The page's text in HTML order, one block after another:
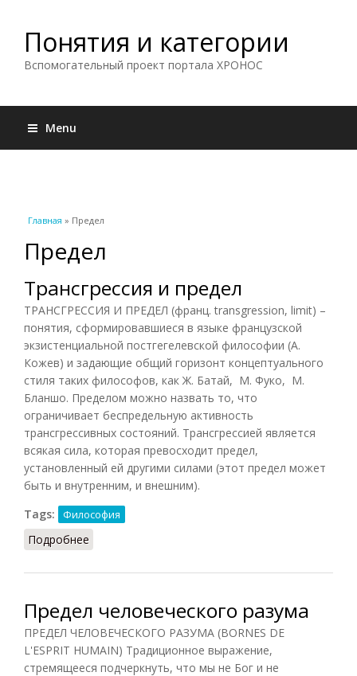
Понятия и категории
Вспомогательный проект портала ХРОНОС
Menu
Вы здесь
Главная » Предел
Предел
Трансгрессия и предел
ТРАНСГРЕССИЯ И ПРЕДЕЛ (франц. transgression, limit) –
понятия, сформировавшиеся в языке французской
экзистенциальной постгегелевской философии (А.
Кожев) и задающие общий горизонт концептуального
стиля таких философов, как Ж. Батай, М. Фуко, М.
Бланшо. Пределом можно назвать то, что
ограничивает беспредельную активность
трансгрессивных состояний. Трансгрессией является
всякая сила, которая превосходит предел,
установленный ей другими силами (этот предел может
быть и внутренним, и внешним).
Tags:
Философия
Подробнее
Предел человеческого разума
ПРЕДЕЛ ЧЕЛОВЕЧЕСКОГО РАЗУМА (BORNES DE
L'ESPRIT HUMAIN) Традиционное выражение,
стремящееся подчеркнуть, что мы не Бог и не